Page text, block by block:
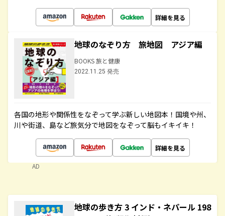
詳細を見る
地球のなぞり方 旅地図 アジア編
BOOKS 旅と健康
2022.11.25 発売
各国の地形や関係性をなぞって学ぶ新しい地図本！国境や州、
川や街道、島など旅気分で地図をなぞって脳もイキイキ！
詳細を見る
AD
地球の歩き方 3 インド・ネパール 198